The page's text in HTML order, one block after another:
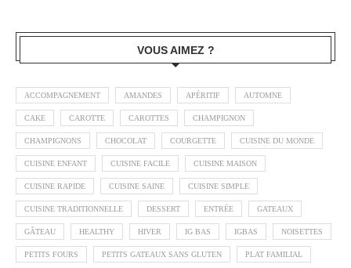
VOUS AIMEZ ?
ACCOMPAGNEMENT AMANDES APÉRITIF AUTOMNE
CAKE CAROTTE CAROTTES CHAMPIGNON
CHAMPIGNONS CHOCOLAT COURGETTE CUISINE DU MONDE
CUISINE ENFANT CUISINE FACILE CUISINE MAISON
CUISINE RAPIDE CUISINE SAINE CUISINE SIMPLE
CUISINE TRADITIONNELLE DESSERT ENTRÉE GATEAUX
GÂTEAU HEALTHY HIVER IG BAS IGBAS NOISETTES
PETITS FOURS PETITS GATEAUX SANS GLUTEN PLAT FAMILIAL